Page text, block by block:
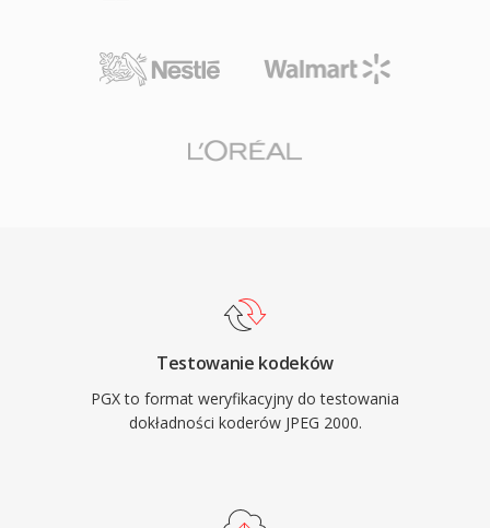
Testowanie kodeków
PGX to format weryfikacyjny do testowania
dokładności koderów JPEG 2000.